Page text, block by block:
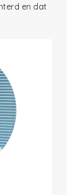
en dat